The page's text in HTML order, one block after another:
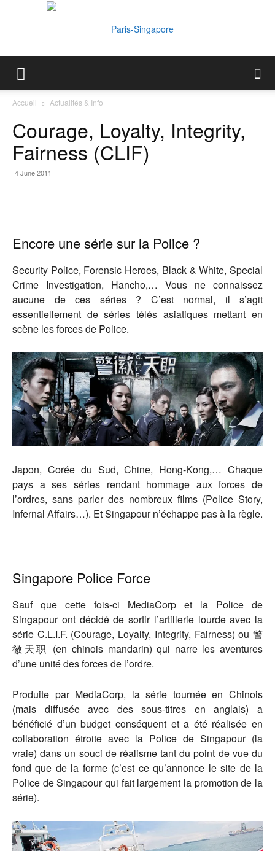
Singapore
Accueil Actualités & Info
Courage, Loyalty, Integrity,
Fairness (CLIF)
4 June 2011
Encore une série sur la Police ?
Security Police, Forensic Heroes, Black & White, Special
Crime Investigation, Hancho,… Vous ne connaissez
aucune de ces séries ? C’est normal, il s’agit
essentiellement de séries télés asiatiques mettant en
scène les forces de Police.
Japon, Corée du Sud, Chine, Hong-Kong,… Chaque
pays a ses séries rendant hommage aux forces de
l’ordres, sans parler des nombreux films (Police Story,
Infernal Affairs…). Et Singapour n’échappe pas à la règle.
Singapore Police Force
Sauf que cette fois-ci MediaCorp et la Police de
Singapour ont décidé de sortir l’artillerie lourde avec la
série C.L.I.F. (Courage, Loyalty, Integrity, Fairness) ou 警
徽天职 (en chinois mandarin) qui narre les aventures
d’une unité des forces de l’ordre.
Produite par MediaCorp, la série tournée en Chinois
(mais diffusée avec des sous-titres en anglais) a
bénéficié d’un budget conséquent et a été réalisée en
collaboration étroite avec la Police de Singapour (la
vraie) dans un souci de réalisme tant du point de vue du
fond que de la forme (c’est ce qu’annonce le site de la
Police de Singapour qui fait largement la promotion de la
série).